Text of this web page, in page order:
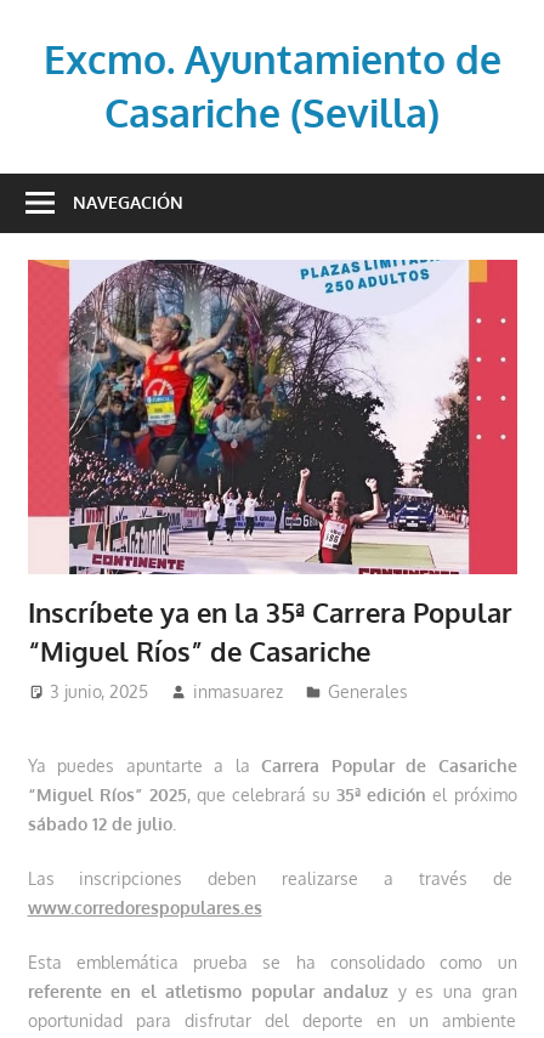
contenidoExcmo. Ayuntamiento de
Casariche (Sevilla)
oficial
Ayuntamiento
Casariche
(Sevilla)
NAVEGACIÓN
Inscríbete ya en la 35ª Carrera Popular
“Miguel Ríos” de Casariche
3 junio, 2025 inmasuarez Generales
Ya puedes apuntarte a la Carrera Popular de Casariche
“Miguel Ríos” 2025, que celebrará su35ª edición el próximo
sábado 12 de julio.
Las inscripciones deben realizarse a través de
www.corredorespopulares.es
Esta emblemática prueba se ha consolidado como un
referente en el atletismo popular andaluz y es una gran
oportunidad para disfrutar del deporte en un ambiente